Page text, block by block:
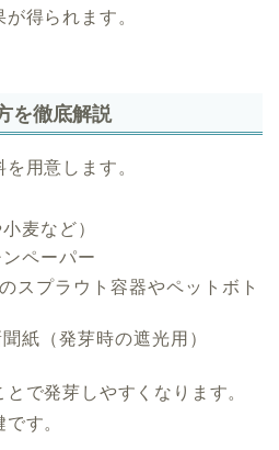
得られます。
を徹底解説
用意します。
麦など）
ペーパー
スプラウト容器やペットボト
紙（発芽時の遮光用）
で発芽しやすくなります。
す。